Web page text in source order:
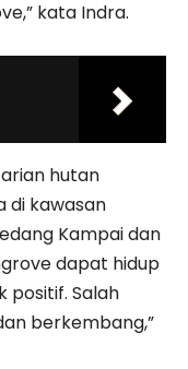
kata Indra.
hutan
di kawasan
Kampai dan
dapat hidup
positif. Salah
berkembang,”